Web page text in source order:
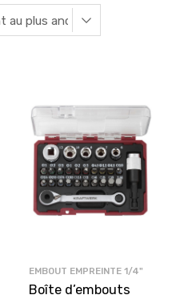
EMBOUT EMPREINTE 1/4"
Boîte d’embouts